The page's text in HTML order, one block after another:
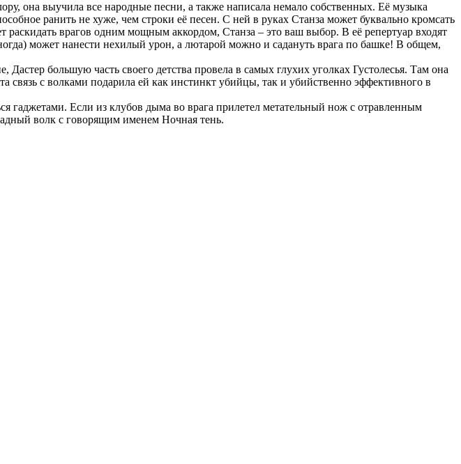
она выучила все народные песни, а также написала немало собственных. Её музыка
ранить не хуже, чем строки её песен. С ней в руках Станза может буквально кромсать
врагов одним мощным аккордом, Станза – это ваш выбор. В её репертуар входят
может нанести нехилый урон, а лютарой можно и садануть врага по башке! В общем,
большую часть своего детства провела в самых глухих уголках Густолесья. Там она
с волками подарила ей как инстинкт убийцы, так и убийственно эффективного в
гаджетами. Если из клубов дыма во врага прилетел метательный нож с отравленным
волк с говорящим именем Ночная тень.